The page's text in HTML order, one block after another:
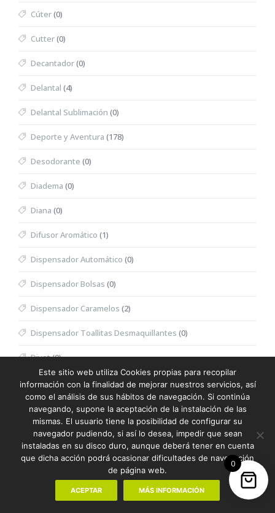
Cúter(0)
Cutter(0)
Decantador(0)
Delantal (4)
Delantal Sublimación (0)
Deporte y Aventura (178)
Desodorante (0)
Diadema (0)
Diana (0)
Difusor Aromático (1)
Dispensador Automático (0)
Dispensador Bolsas (0)
Dispensador Caramelos (2)
Dispensador Toallitas Desmaquillantes (0)
Divot(0)
Dominó (0)
Doudou(0)
Dron (0)
Eau de Toilette Hombre (0)
Eau de Toilette Mujer(0)
Embalaje Especial(68)
0
Este sitio web utiliza Cookies propias para recopilar
información con la finalidad de mejorar nuestros servicios, así
como el análisis de sus hábitos de navegación. Si continúa
navegando, supone la aceptación de la instalación de las
mismas. El usuario tiene la posibilidad de configurar su
navegador pudiendo, si así lo desea, impedir que sean
instaladas en su disco duro, aunque deberá tener en cuenta
que dicha acción podrá ocasionar dificultades de navegación
de página web.
ACEPTAR MÁS INFORMACIÓN